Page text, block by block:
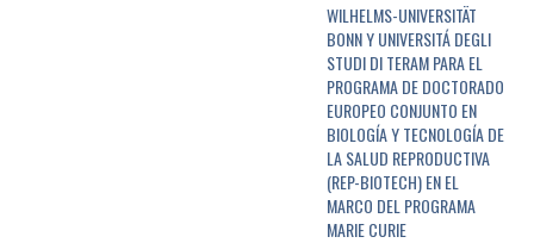
WILHELMS-UNIVERSITÄT
BONN Y UNIVERSITÁ DEGLI
STUDI DI TERAM PARA EL
PROGRAMA DE DOCTORADO
EUROPEO CONJUNTO EN
BIOLOGÍA Y TECNOLOGÍA DE
LA SALUD REPRODUCTIVA
(REP-BIOTECH) EN EL
MARCO DEL PROGRAMA
MARIE CURIE